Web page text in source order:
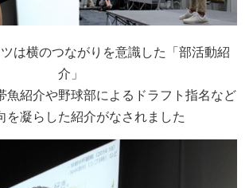
は横のつながりを意識した「部活動紹
介」
魚紹介や野球部によるドラフト指名など
を凝らした紹介がなされました